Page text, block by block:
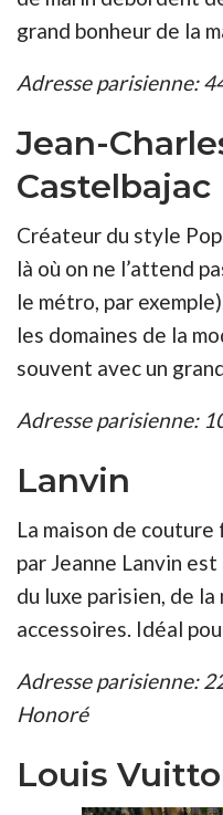
grand bonheur de la
Adresse parisienne:
Jean-
Castelbajac
Créateur du style
là où on ne l’attend
le métro, par
les domaines de la
souvent avec un
Adresse parisienne:
Lanvin
La maison de
par Jeanne Lanvin
du luxe parisien, de
accessoires. Idéal
Adresse parisienne:
Honoré
Louis